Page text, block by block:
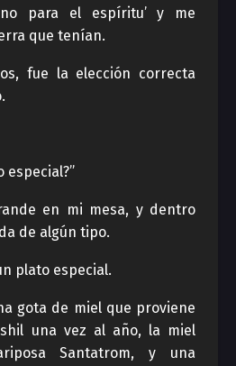
para el espíritu’ y me
que tenían.
fue la elección correcta
especial?”
en mi mesa, y dentro
de algún tipo.
plato especial.
gota de miel que proviene
una vez al año, la miel
Santatrom, y una